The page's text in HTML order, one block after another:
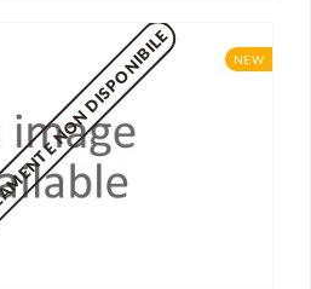
NON DISPONIBILE
NEW